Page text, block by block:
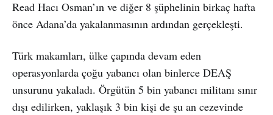
Read Hacı Osman’ın ve diğer 8 şüphelinin birkaç hafta
önce Adana’da yakalanmasının ardından gerçekleşti.
Türk makamları, ülke çapında devam eden
operasyonlarda çoğu yabancı olan binlerce DEAŞ
unsurunu yakaladı. Örgütün 5 bin yabancı militanı sınır
dışı edilirken, yaklaşık 3 bin kişi de şu an cezevinde